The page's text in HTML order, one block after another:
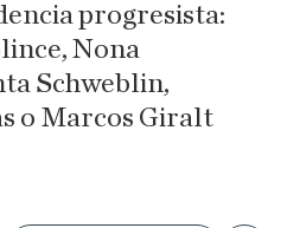
progresista:
Nona
Schweblin,
o Marcos Giralt